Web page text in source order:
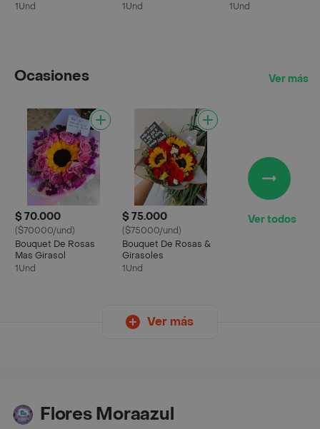
1Und
1Und
1Und
Ocasiones Ver más
$ 70.000
($70000/und)
Bouquet De Rosas
Mas Girasol
1Und
$ 75.000
($75000/und)
Bouquet De Rosas &
Girasoles
1Und
Ver todos
Ver más
Flores Moraazul